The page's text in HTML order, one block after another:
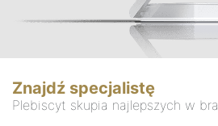
Znajdź specjalistę
Plebiscyt skupia najlepszych w